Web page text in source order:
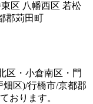
区 ・ 小倉南区 ・ 門
畑区)/行橋市/京都郡
おります。